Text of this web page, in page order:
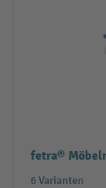
fetra®
6 Varianten